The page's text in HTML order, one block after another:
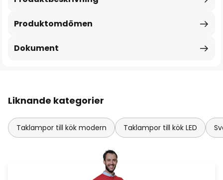
Produktomdömen
Dokument
Liknande kategorier
Taklampor till kök modern Taklampor till kök LED